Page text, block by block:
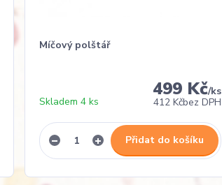
Míčový polštář
499 Kč/ks
412 Kčbez DPH
Skladem 4 ks
Přidat do košíku